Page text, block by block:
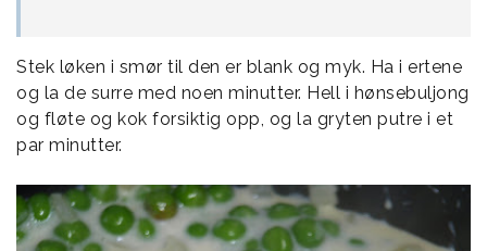
Stek løken i smør til den er blank og myk. Ha i ertene
og la de surre med noen minutter. Hell i hønsebuljong
og fløte og kok forsiktig opp, og la gryten putre i et
par minutter.